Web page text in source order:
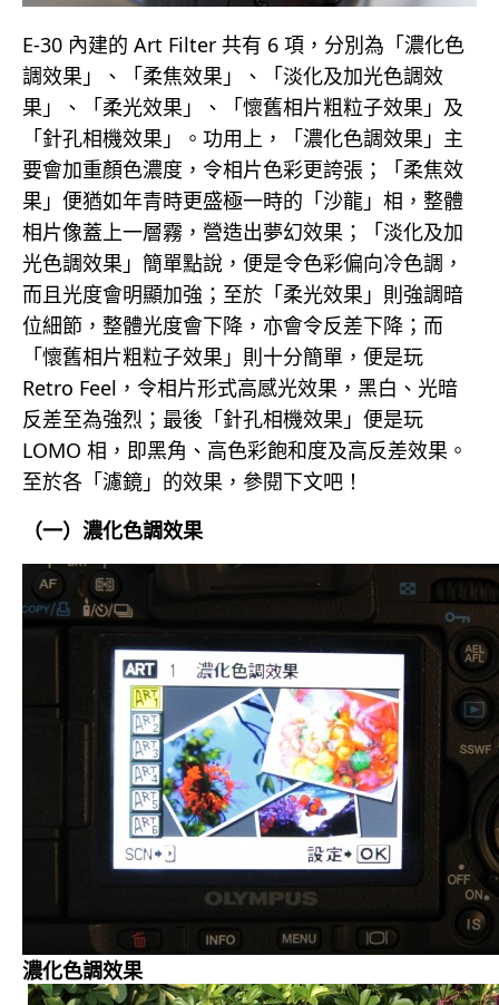
E-30 內建的 Art Filter 共有 6 項，分別為「濃化色
調效果」、「柔焦效果」、「淡化及加光色調效
果」、「柔光效果」、「懷舊相片粗粒子效果」及
「針孔相機效果」。功用上，「濃化色調效果」主
要會加重顏色濃度，令相片色彩更誇張；「柔焦效
果」便猶如年青時更盛極一時的「沙龍」相，整體
相片像蓋上一層霧，營造出夢幻效果；「淡化及加
光色調效果」簡單點說，便是令色彩偏向冷色調，
而且光度會明顯加強；至於「柔光效果」則強調暗
位細節，整體光度會下降，亦會令反差下降；而
「懷舊相片粗粒子效果」則十分簡單，便是玩
Retro Feel，令相片形式高感光效果，黑白、光暗
反差至為強烈；最後「針孔相機效果」便是玩
LOMO 相，即黑角、高色彩飽和度及高反差效果。
至於各「濾鏡」的效果，參閱下文吧！
（一）濃化色調效果
濃化色調效果